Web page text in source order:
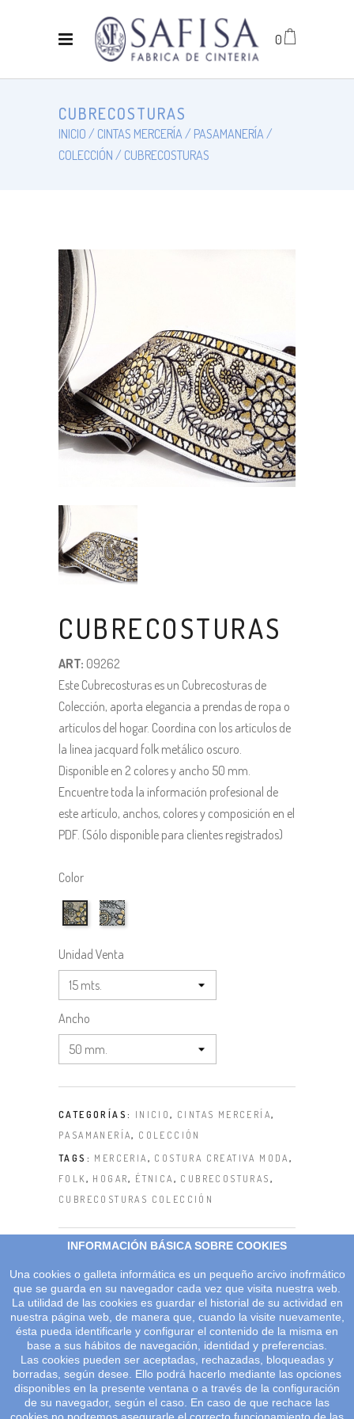
0
CUBRECOSTURAS
INICIO CINTAS MERCERÍA
PASAMANERÍA
COLECCIÓN
CUBRECOSTURAS
CUBRECOSTURAS
ART: 09262
Este Cubrecosturas es un Cubrecosturas de
Colección, aporta elegancia a prendas de ropa o
artículos del hogar. Coordina con los artículos de
la linea jacquard folk metálico oscuro.
Disponible en 2 colores y ancho 50 mm.
Encuentre toda la información profesional de
este artículo, anchos, colores y composición en el
PDF. (Sólo disponible para clientes registrados)
Color
09262_10109262_102
Unidad Venta
Ancho
CATEGORÍAS: INICIO, CINTAS MERCERÍA,
PASAMANERÍA, COLECCIÓN
TAGS: MERCERIA , COSTURA CREATIVA MODA ,
FOLK, HOGAR, ÉTNICA , CUBRECOSTURAS ,
CUBRECOSTURAS COLECCIÓN
INFORMACIÓN BÁSICA SOBRE COOKIES
Una cookies o galleta informática es un pequeño arcivo inofrmático
que se guarda en su navegador cada vez que visita nuestra web.
La utilidad de las cookies es guardar el historial de su actividad en
nuestra página web, de manera que, cuando la visite nuevamente,
ésta pueda identificarle y configurar el contenido de la misma en
base a sus hábitos de navegación, identidad y preferencias.
Las cookies pueden ser aceptadas, rechazadas, bloqueadas y
borradas, según desee. Ello podrá hacerlo mediante las opciones
disponibles en la presente ventana o a través de la configuración
de su navegador, según el caso. En caso de que rechace las
© 2026 Salvador Figueras Todos los derechos reservados.
Aviso legal | Sus datos seguros |
Política de protección de datos | Términos y condiciones |
Política de cookies